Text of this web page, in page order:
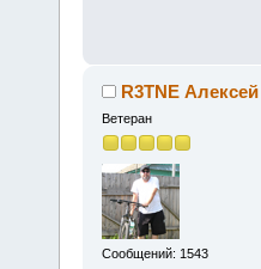
R3TNE Алексей
Ветеран
Сообщений: 1543